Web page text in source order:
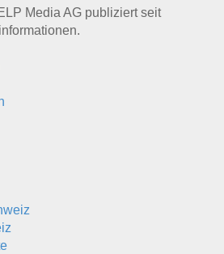
Media AG publiziert seit